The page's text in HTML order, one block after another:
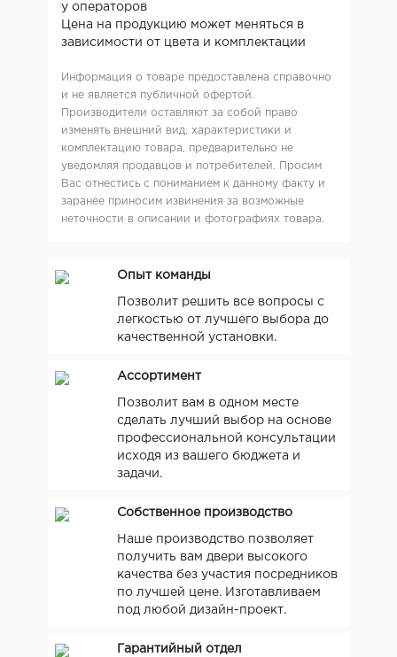
у операторов
Цена на продукцию может меняться в
зависимости от цвета и комплектации
Информация о товаре предоставлена справочно
и не является публичной офертой.
Производители оставляют за собой право
изменять внешний вид, характеристики и
комплектацию товара, предварительно не
уведомляя продавцов и потребителей. Просим
Вас отнестись с пониманием к данному факту и
заранее приносим извинения за возможные
неточности в описании и фотографиях товара.
Опыт команды
Позволит решить все вопросы с
легкостью от лучшего выбора до
качественной установки.
Ассортимент
Позволит вам в одном месте
сделать лучший выбор на основе
профессиональной консультации
исходя из вашего бюджета и
задачи.
Собственное производство
Наше производство позволяет
получить вам двери высокого
качества без участия посредников
по лучшей цене. Изготавливаем
под любой дизайн-проект.
Гарантийный отдел